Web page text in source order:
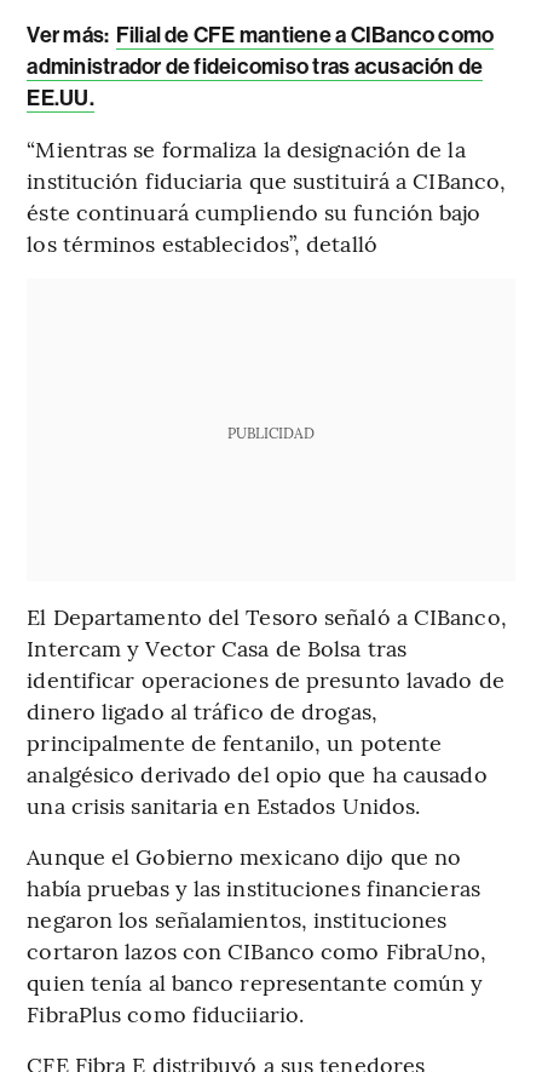
Ver más: Filial de CFE mantiene a CIBanco como
administrador de fideicomiso tras acusación de
EE.UU.
“Mientras se formaliza la designación de la
institución fiduciaria que sustituirá a CIBanco,
éste continuará cumpliendo su función bajo
los términos establecidos”, detalló
PUBLICIDAD
El Departamento del Tesoro señaló a CIBanco,
Intercam y Vector Casa de Bolsa tras
identificar operaciones de presunto lavado de
dinero ligado al tráfico de drogas,
principalmente de fentanilo, un potente
analgésico derivado del opio que ha causado
una crisis sanitaria en Estados Unidos.
Aunque el Gobierno mexicano dijo que no
había pruebas y las instituciones financieras
negaron los señalamientos, instituciones
cortaron lazos con CIBanco como FibraUno,
quien tenía al banco representante común y
FibraPlus como fiduciiario.
CFE Fibra E distribuyó a sus tenedores